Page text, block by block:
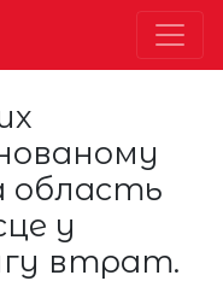
область
у
втрат.